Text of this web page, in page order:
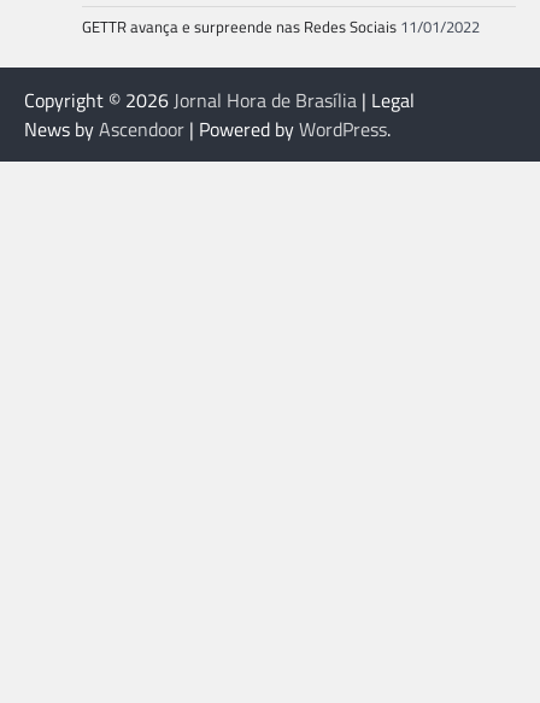
GETTR avança e surpreende nas Redes Sociais 11/01/2022
Copyright © 2026Jornal Hora de Brasília | Legal
News byAscendoor | Powered byWordPress.